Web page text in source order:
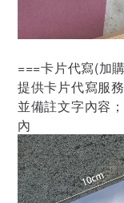
===卡片代寫(加
提供卡片代寫服
並備註文字內容
內